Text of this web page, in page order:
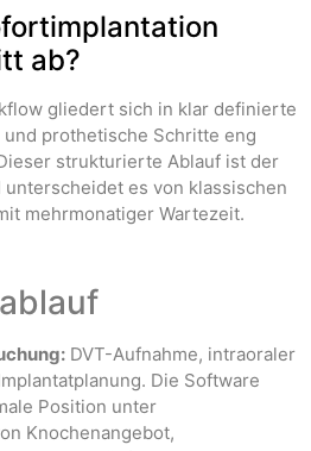
ab?
gliedert sich in klar definierte
prothetische Schritte eng
strukturierte Ablauf ist der
es von klassischen
mehrmonatiger Wartezeit.
DVT-Aufnahme, intraoraler
Die Software
Position unter
Knochenangebot,